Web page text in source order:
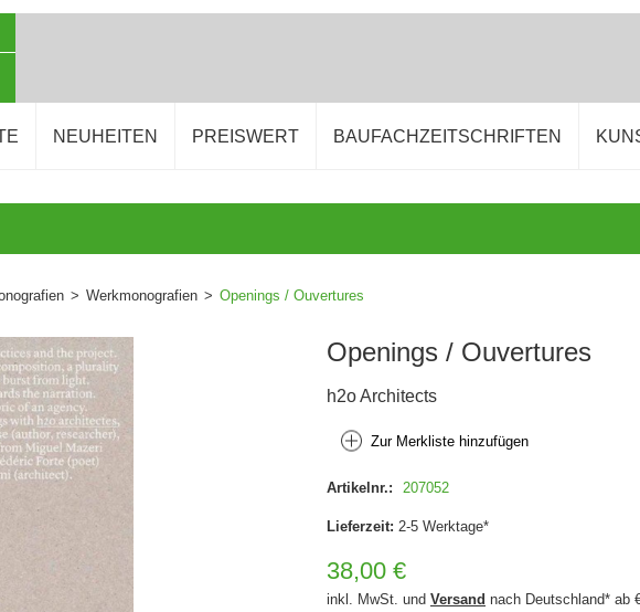
NEUHEITEN PREISWERT BAUFACHZEITSCHRIFTEN
> Werkmonografien > Openings / Ouvertures
Openings / Ouvertures
h2o Architects
Zur Merkliste hinzufügen
Artikelnr.: 207052
Lieferzeit: 2-5 Werktage*
38,00 €
inkl. MwSt. und Versand nach Deutschland* ab